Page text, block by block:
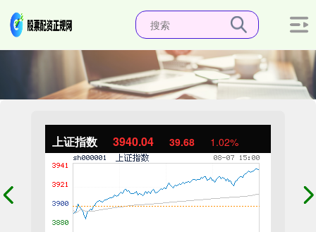
上证指数 3940.04 39.68 1.02%